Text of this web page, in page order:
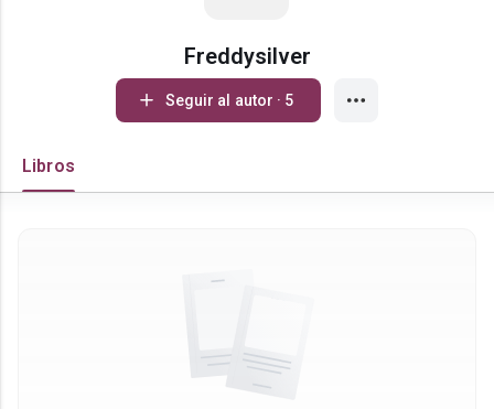
Freddysilver
Seguir al autor · 5
Libros